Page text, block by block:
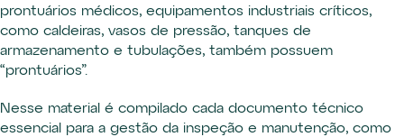
prontuários médicos, equipamentos industriais críticos,
como caldeiras, vasos de pressão, tanques de
armazenamento e tubulações, também possuem
“prontuários”.
Nesse material é compilado cada documento técnico
essencial para a gestão da inspeção e manutenção, como